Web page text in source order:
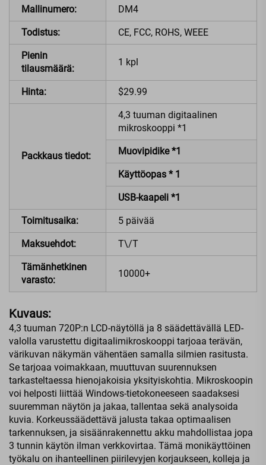
Mallinumero: DM4
Todistus: CE, FCC, ROHS, WEEE
Pienin
tilausmäärä:
1 kpl
Hinta: $29.99
Packkaus tiedot:
4,3 tuuman digitaalinen
mikroskooppi *1
Muovipidike *1
Käyttöopas * 1
USB-kaapeli *1
Toimitusaika: 5 päivää
Maksuehdot: T\/T
Tämänhetkinen
varasto:
10000+
Kuvaus:
4,3 tuuman 720P:n LCD-näytöllä ja 8 säädettävällä LED-
valolla varustettu digitaalimikroskooppi tarjoaa terävän,
värikuvan näkymän vähentäen samalla silmien rasitusta.
Se tarjoaa voimakkaan, muuttuvan suurennuksen
tarkasteltaessa hienojakoisia yksityiskohtia. Mikroskoopin
voi helposti liittää Windows-tietokoneeseen saadaksesi
suuremman näytön ja jakaa, tallentaa sekä analysoida
kuvia. Korkeussäädettävä jalusta takaa optimaalisen
tarkennuksen, ja sisäänrakennettu akku mahdollistaa jopa
3 tunnin käytön ilman verkkovirtaa. Tämä monikäyttöinen
työkalu on ihanteellinen piirilevyjen korjaukseen, kolleja ja